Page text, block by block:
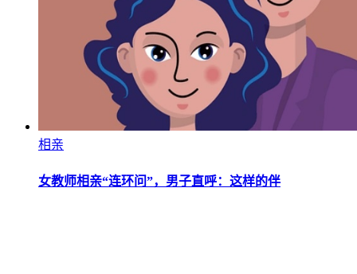
相亲
女教师相亲“连环问”，男子直呼：这样的伴